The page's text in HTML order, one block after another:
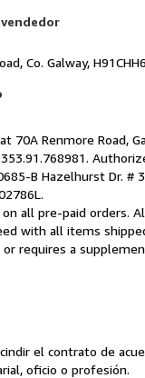
Co. Galway,
70A Renmore Road,
B Hazelhurst Dr. #
all pre-paid orders.
with all items
requires a
el contrato de
oficio o profesión.